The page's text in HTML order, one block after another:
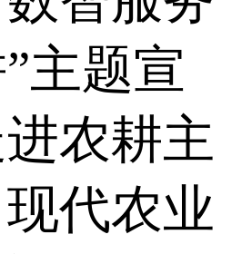
主题宣
农耕主
代农业